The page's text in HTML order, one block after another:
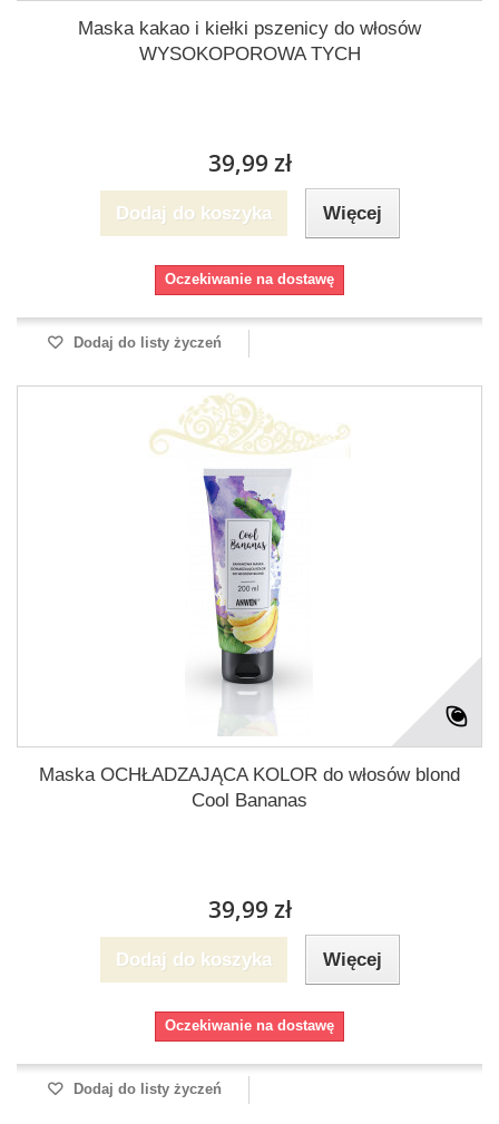
Maska kakao i kiełki pszenicy do włosów
WYSOKOPOROWA TYCH
39,99 zł
Dodaj do koszyka Więcej
Oczekiwanie na dostawę
Dodaj do listy życzeń
Maska OCHŁADZAJĄCA KOLOR do włosów blond
Cool Bananas
39,99 zł
Dodaj do koszyka Więcej
Oczekiwanie na dostawę
Dodaj do listy życzeń